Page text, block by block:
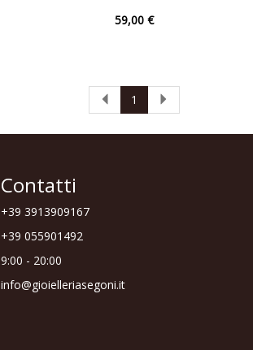
59,00 €
1
Contatti
+39 3913909167
+39 055901492
9:00 - 20:00
info@gioielleriasegoni.it